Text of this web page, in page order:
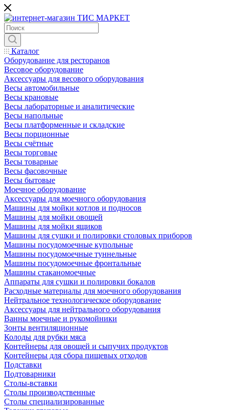
Каталог
Оборудование для ресторанов
Весовое оборудование
Аксессуары для весового оборудования
Весы автомобильные
Весы крановые
Весы лабораторные и аналитические
Весы напольные
Весы платформенные и складские
Весы порционные
Весы счётные
Весы торговые
Весы товарные
Весы фасовочные
Весы бытовые
Моечное оборудование
Аксессуары для моечного оборудования
Машины для мойки котлов и подносов
Машины для мойки овощей
Машины для мойки ящиков
Машины для сушки и полировки столовых приборов
Машины посудомоечные купольные
Машины посудомоечные туннельные
Машины посудомоечные фронтальные
Машины стаканомоечные
Аппараты для сушки и полировки бокалов
Расходные материалы для моечного оборудования
Нейтральное технологическое оборудование
Аксессуары для нейтрального оборудования
Ванны моечные и рукомойники
Зонты вентиляционные
Колоды для рубки мяса
Контейнеры для овощей и сыпучих продуктов
Контейнеры для сбора пищевых отходов
Подставки
Подтоварники
Столы-вставки
Столы производственные
Столы специализированные